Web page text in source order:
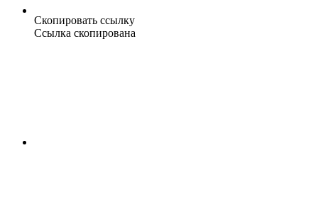
Скопировать ссылку
Ссылка скопирована